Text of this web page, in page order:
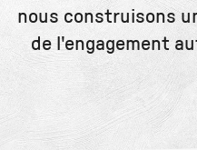
nous construisons
de l'engagement